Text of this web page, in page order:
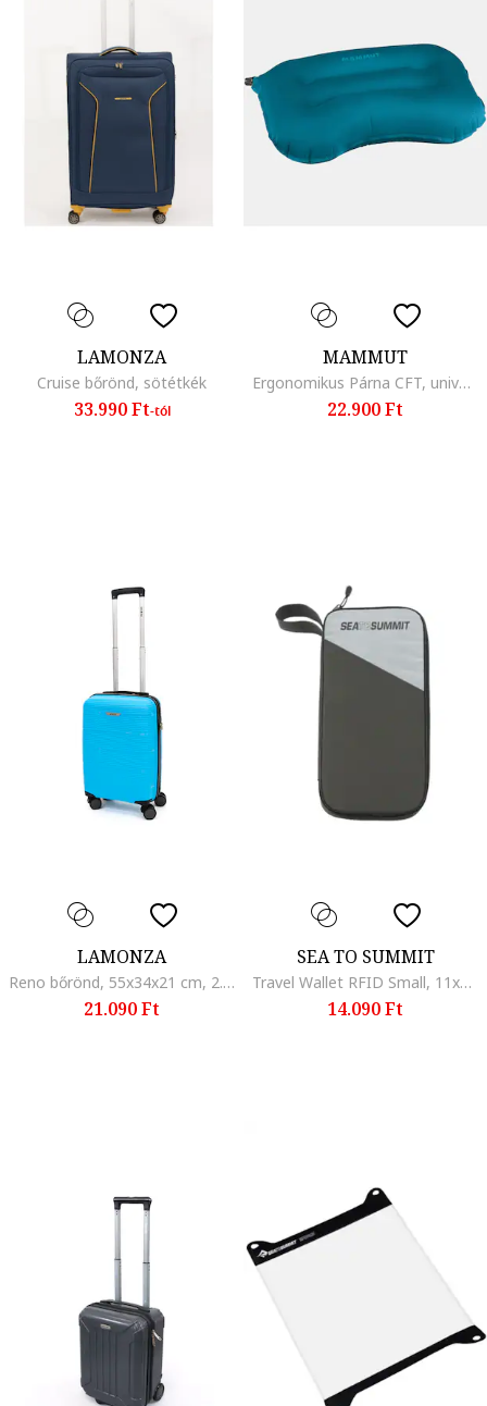
LAMONZA
Cruise bőrönd, sötétkék
33.990 Ft-tól
MAMMUT
Ergonomikus Párna CFT, univerzális méret, sötét pacifik
22.900 Ft
LAMONZA
Reno bőrönd, 55x34x21 cm, 2.7 kg, Kék
21.090 Ft
SEA TO SUMMIT
Travel Wallet RFID Small, 11x9x2 cm, High Rise, 23 cm
14.090 Ft